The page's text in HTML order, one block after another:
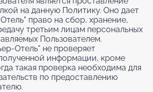
на данную Политику. Оно дает
право на сбор, хранение,
третьим лицам персональных
Пользователем.
Отель" не проверяет
информации, кроме
такая проверка необходима для
по предоставлению